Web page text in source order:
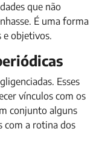
que não
É uma forma
e objetivos.
Esses
vínculos com os
conjunto alguns
com a rotina dos